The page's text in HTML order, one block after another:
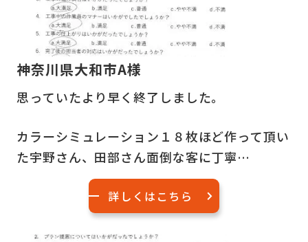
神奈川県大和市A様
思っていたより早く終了しました。
カラーシミュレーション１８枚ほど作って頂い
た宇野さん、田部さん面倒な客に丁寧…
詳しくはこちら